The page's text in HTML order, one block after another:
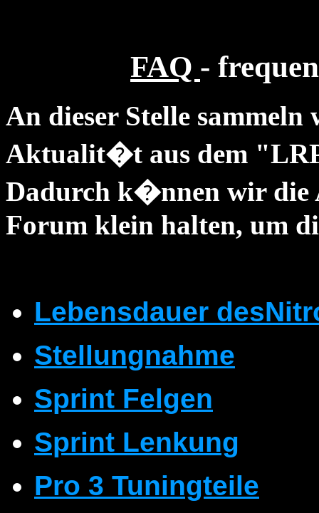
FAQ -
An dieser Stelle
Aktualit�t aus dem
Dadurch k�nnen wir
Forum klein halten, um
Lebensdauer
Stellungnahme
Sprint Felgen
Sprint Lenkung
Pro 3 Tuningteile